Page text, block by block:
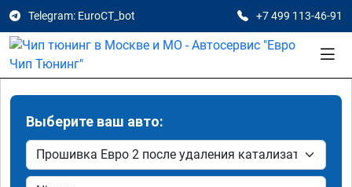
Telegram: EuroCT_bot +7 499 113-46-91
Выберите ваш авто: